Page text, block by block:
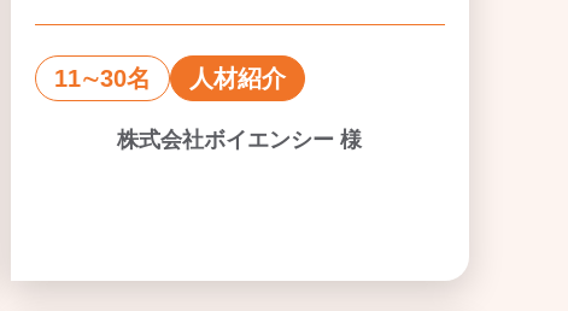
11∼30名 人材紹介
株式会社ボイエンシー 様